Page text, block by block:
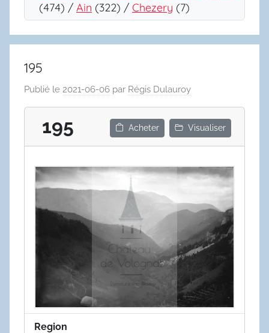
(474) / Ain (322) / Chezery (7)
195
Publié le 2021-06-06 par Régis Dulauroy
195 Acheter Visualiser
Region